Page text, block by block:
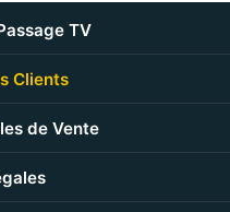
TV
Clients
de Vente